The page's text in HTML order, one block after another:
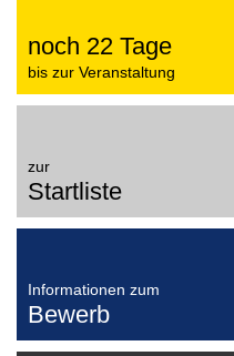
noch 22 Tage
bis zur Veranstaltung
zur
Startliste
Informationen zum
Bewerb